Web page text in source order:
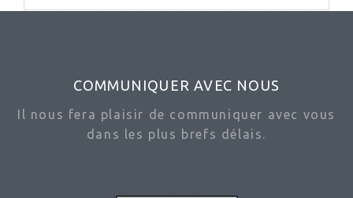
COMMUNIQUER AVEC NOUS
Il nous fera plaisir de communiquer avec vous
dans les plus brefs délais.